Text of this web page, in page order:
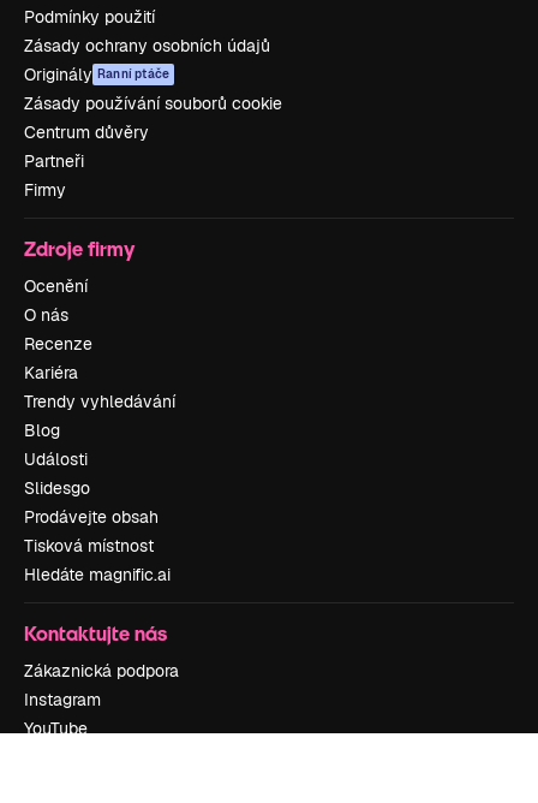
Podmínky použití
Zásady ochrany osobních údajů
Originály Ranní ptáče
Zásady používání souborů cookie
Centrum důvěry
Partneři
Firmy
Zdroje firmy
Ocenění
O nás
Recenze
Kariéra
Trendy vyhledávání
Blog
Události
Slidesgo
Prodávejte obsah
Tisková místnost
Hledáte magnific.ai
Kontaktujte nás
Zákaznická podpora
Instagram
YouTube